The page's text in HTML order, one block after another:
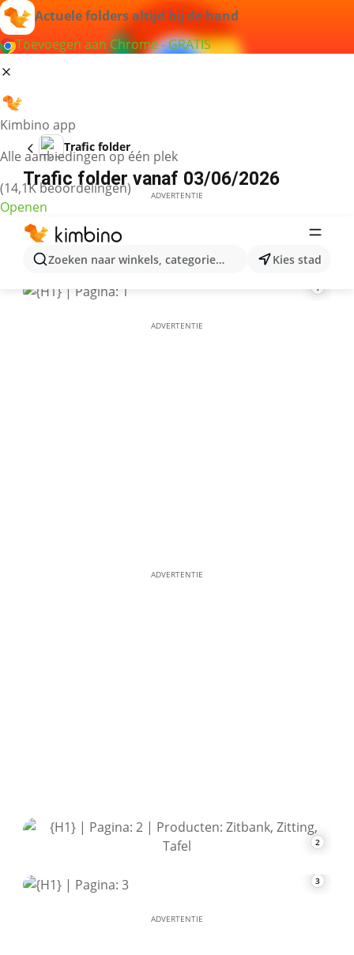
Actuele folders altijd bij de hand
Toevoegen aan Chrome - GRATIS
Kimbino app
Alle aanbiedingen op één plek
(14,1K beoordelingen)
Openen
Zoeken naar winkels, categorieën, producten...
Kies stad
Trafic folder
Trafic folder vanaf 03/06/2026
ADVERTENTIE
1
ADVERTENTIE
ADVERTENTIE
2
3
ADVERTENTIE